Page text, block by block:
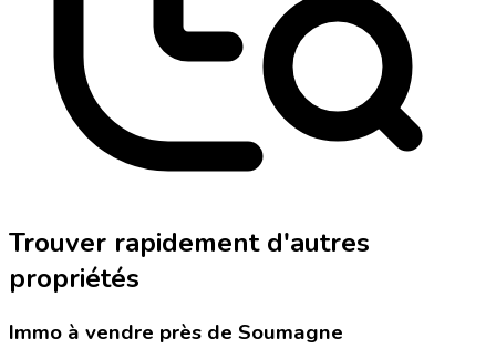
Trouver rapidement d'autres
propriétés
Immo à vendre près de Soumagne